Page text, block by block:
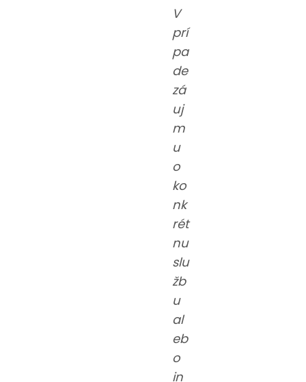
V
prí
pa
de
zá
uj
m
u
o
ko
nk
rét
nu
slu
žb
u
al
eb
o
in